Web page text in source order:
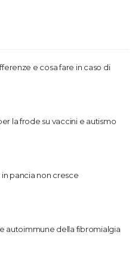
e cosa fare in caso di
la frode su vaccini e autismo
pancia non cresce
autoimmune della fibromialgia